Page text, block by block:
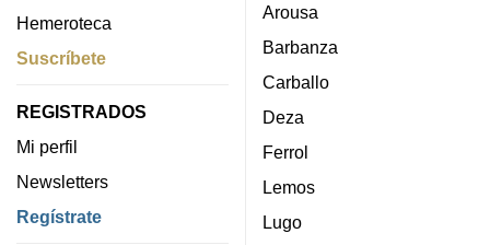
Hemeroteca
Suscríbete
REGISTRADOS
Mi perfil
Newsletters
Regístrate
Arousa
Barbanza
Carballo
Deza
Ferrol
Lemos
Lugo